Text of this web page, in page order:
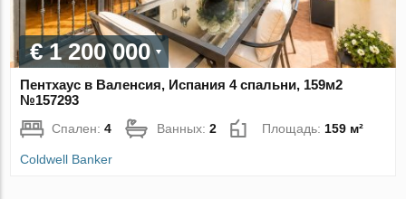
€ 1 200 000
Пентхаус в Валенсия, Испания 4 спальни, 159м2
№157293
Спален:4 Ванных:2 Площадь: 159 м²
Coldwell Banker